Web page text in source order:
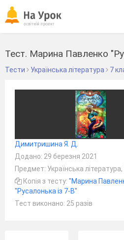
Тест. Марина Павленко
Тести Українська література 7
Димитришина Я. Д.
Додано: 29 березня 2021
Предмет: Українська література,
Копія з тесту: "Марина
"Русалонька із 7-В"
Тест виконано: 25 разів